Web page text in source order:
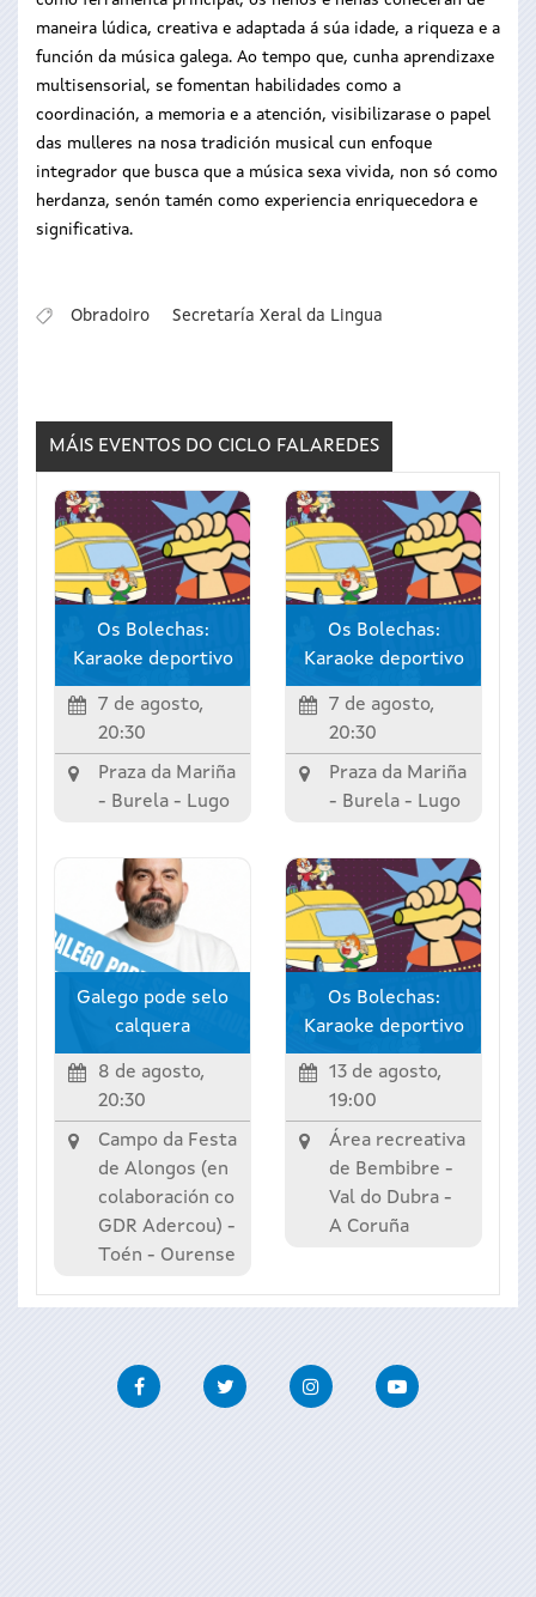
maneira lúdica, creativa e adaptada á súa idade, a riqueza e a
función da música galega. Ao tempo que, cunha aprendizaxe
multisensorial, se fomentan habilidades como a
coordinación, a memoria e a atención, visibilizarase o papel
das mulleres na nosa tradición musical cun enfoque
integrador que busca que a música sexa vivida, non só como
herdanza, senón tamén como experiencia enriquecedora e
significativa.
Obradoiro Secretaría Xeral da Lingua
MÁIS EVENTOS DO CICLO FALAREDES
Os Bolechas:
Karaoke deportivo
7 de agosto,
20:30
Praza da Mariña
- Burela - Lugo
Os Bolechas:
Karaoke deportivo
7 de agosto,
20:30
Praza da Mariña
- Burela - Lugo
Galego pode selo
calquera
8 de agosto,
20:30
Campo da Festa
de Alongos (en
colaboración co
GDR Adercou) -
Toén - Ourense
Os Bolechas:
Karaoke deportivo
13 de agosto,
19:00
Área recreativa
de Bembibre -
Val do Dubra -
A Coruña
FacebookTwitter InstagramYoutube